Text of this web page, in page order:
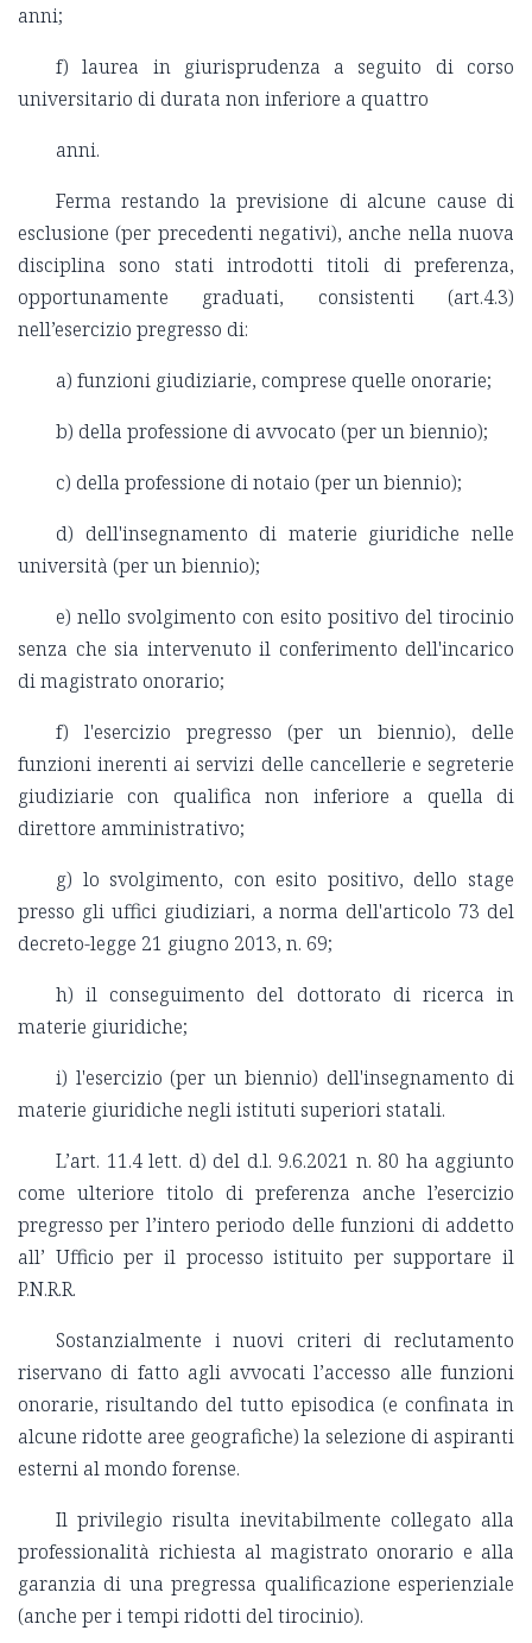
anni;
f) laurea in giurisprudenza a seguito di corso
universitario di durata non inferiore a quattro
anni.
Ferma restando la previsione di alcune cause di
esclusione (per precedenti negativi), anche nella nuova
disciplina sono stati introdotti titoli di preferenza,
opportunamente graduati, consistenti (art.4.3)
nell’esercizio pregresso di:
a) funzioni giudiziarie, comprese quelle onorarie;
b) della professione di avvocato (per un biennio);
c) della professione di notaio (per un biennio);
d) dell'insegnamento di materie giuridiche nelle
università (per un biennio);
e) nello svolgimento con esito positivo del tirocinio
senza che sia intervenuto il conferimento dell'incarico
di magistrato onorario;
f) l'esercizio pregresso (per un biennio), delle
funzioni inerenti ai servizi delle cancellerie e segreterie
giudiziarie con qualifica non inferiore a quella di
direttore amministrativo;
g) lo svolgimento, con esito positivo, dello stage
presso gli uffici giudiziari, a norma dell'articolo 73 del
decreto-legge 21 giugno 2013, n. 69;
h) il conseguimento del dottorato di ricerca in
materie giuridiche;
i) l'esercizio (per un biennio) dell'insegnamento di
materie giuridiche negli istituti superiori statali.
L’art. 11.4 lett. d) del d.l. 9.6.2021 n. 80 ha aggiunto
come ulteriore titolo di preferenza anche l’esercizio
pregresso per l’intero periodo delle funzioni di addetto
all’ Ufficio per il processo istituito per supportare il
P.N.R.R.
Sostanzialmente i nuovi criteri di reclutamento
riservano di fatto agli avvocati l’accesso alle funzioni
onorarie, risultando del tutto episodica (e confinata in
alcune ridotte aree geografiche) la selezione di aspiranti
esterni al mondo forense.
Il privilegio risulta inevitabilmente collegato alla
professionalità richiesta al magistrato onorario e alla
garanzia di una pregressa qualificazione esperienziale
(anche per i tempi ridotti del tirocinio).